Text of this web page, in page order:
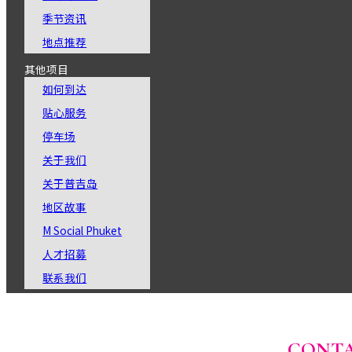
季节资讯
地点推荐
其他项目
如何到达
贴心服务
停车场
关于我们
关于普吉岛
地区故事
M Social Phuket
人才招募
联系我们